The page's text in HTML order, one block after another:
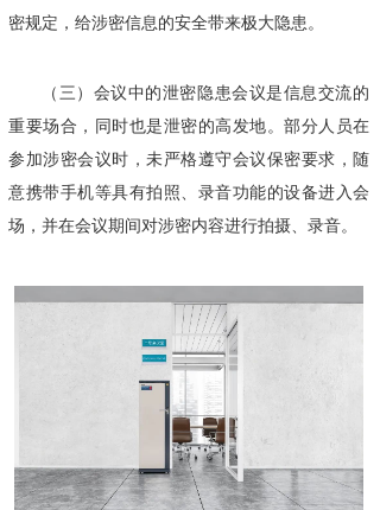
密规定，给涉密信息的安全带来极大隐患。
（三）会议中的泄密隐患会议是信息交流的
重要场合，同时也是泄密的高发地。部分人员在
参加涉密会议时，未严格遵守会议保密要求，随
意携带手机等具有拍照、录音功能的设备进入会
场，并在会议期间对涉密内容进行拍摄、录音。